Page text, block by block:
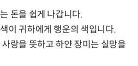
돈을 쉽게 나갑니다.
이 귀하에게 행운의 색입니다.
랑을 뜻하고 하얀 장미는 실망을